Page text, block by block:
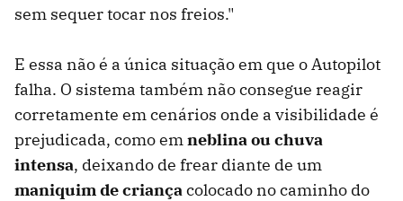
sem sequer tocar nos freios."
E essa não é a única situação em que o Autopilot
falha. O sistema também não consegue reagir
corretamente em cenários onde a visibilidade é
prejudicada, como emneblina ou chuva
intensa, deixando de frear diante de um
maniquim de criançacolocado no caminho do